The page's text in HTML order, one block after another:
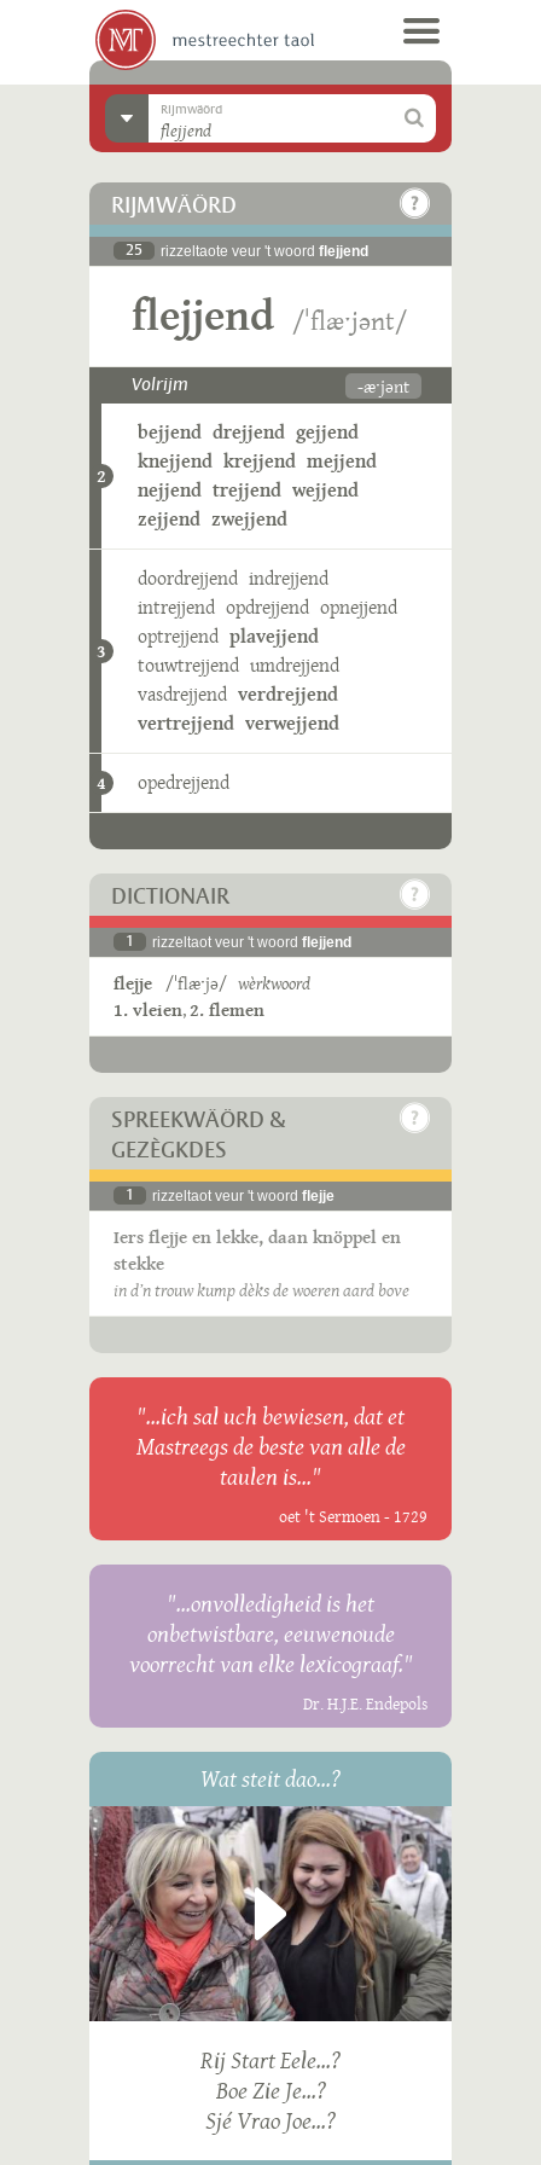
Rijmwäörd
RIJMWÄÖRD
25 rizzeltaote veur 't woord flejjend
flejjend /ˈflæˑjənt/
Volrijm -æˑjənt
2
bejjend drejjend gejjend
knejjend krejjend mejjend
nejjend trejjend wejjend
zejjend zwejjend
3
doordrejjend indrejjend
intrejjend opdrejjend opnejjend
optrejjend plavejjend
touwtrejjend umdrejjend
vasdrejjend verdrejjend
vertrejjend verwejjend
4 opedrejjend
DICTIONAIR
1 rizzeltaot veur 't woord flejjend
flejje /ˈflæˑjə/ wèrkwoord
1. vleien,2. flemen
SPREEKWÄÖRD &
GEZÈGKDES
1 rizzeltaot veur 't woord flejje
Iers flejje en lekke, daan knöppel en
stekke
in d’n trouw kump dèks de woeren aard bove
"...ich sal uch bewiesen, dat et
Mastreegs de beste van alle de
taulen is..."
oet 't Sermoen - 1729
"...onvolledigheid is het
onbetwistbare, eeuwenoude
voorrecht van elke lexicograaf."
Dr. H.J.E. Endepols
Wat steit dao...?
Rij Start Eele...?
Boe Zie Je...?
Sjé Vrao Joe...?